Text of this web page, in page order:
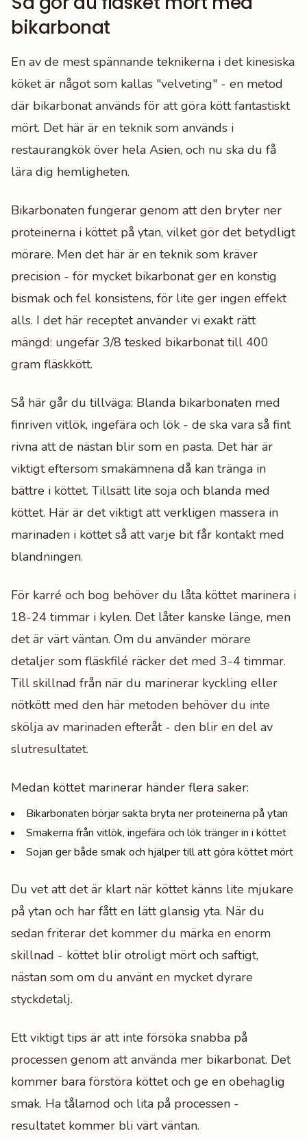
bikarbonat
En av de mest spännande teknikerna i det kinesiska
köket är något som kallas "velveting" - en metod
där bikarbonat används för att göra kött fantastiskt
mört. Det här är en teknik som används i
restaurangkök över hela Asien, och nu ska du få
lära dig hemligheten.
Bikarbonaten fungerar genom att den bryter ner
proteinerna i köttet på ytan, vilket gör det betydligt
mörare. Men det här är en teknik som kräver
precision - för mycket bikarbonat ger en konstig
bismak och fel konsistens, för lite ger ingen effekt
alls. I det här receptet använder vi exakt rätt
mängd: ungefär 3/8 tesked bikarbonat till 400
gram fläskkött.
Så här går du tillväga: Blanda bikarbonaten med
finriven vitlök, ingefära och lök - de ska vara så fint
rivna att de nästan blir som en pasta. Det här är
viktigt eftersom smakämnena då kan tränga in
bättre i köttet. Tillsätt lite soja och blanda med
köttet. Här är det viktigt att verkligen massera in
marinaden i köttet så att varje bit får kontakt med
blandningen.
För karré och bog behöver du låta köttet marinera i
18-24 timmar i kylen. Det låter kanske länge, men
det är värt väntan. Om du använder mörare
detaljer som fläskfilé räcker det med 3-4 timmar.
Till skillnad från när du marinerar kyckling eller
nötkött med den här metoden behöver du inte
skölja av marinaden efteråt - den blir en del av
slutresultatet.
Medan köttet marinerar händer flera saker:
Bikarbonaten börjar sakta bryta ner proteinerna på ytan
Smakerna från vitlök, ingefära och lök tränger in i köttet
Sojan ger både smak och hjälper till att göra köttet mört
Du vet att det är klart när köttet känns lite mjukare
på ytan och har fått en lätt glansig yta. När du
sedan friterar det kommer du märka en enorm
skillnad - köttet blir otroligt mört och saftigt,
nästan som om du använt en mycket dyrare
styckdetalj.
Ett viktigt tips är att inte försöka snabba på
processen genom att använda mer bikarbonat. Det
kommer bara förstöra köttet och ge en obehaglig
smak. Ha tålamod och lita på processen -
resultatet kommer bli värt väntan.